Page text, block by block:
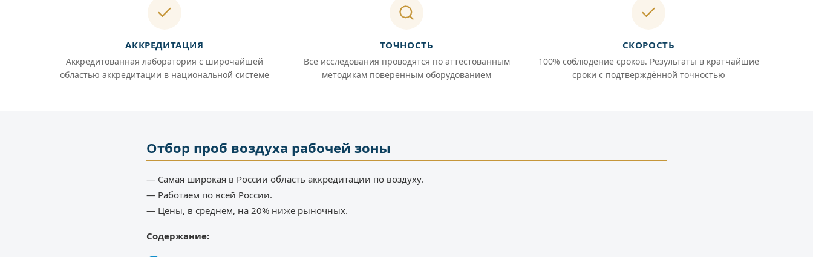
АККРЕДИТАЦИЯ
Аккредитованная лаборатория с широчайшей
областью аккредитации в национальной системе
ТОЧНОСТЬ
Все исследования проводятся по аттестованным
методикам поверенным оборудованием
СКОРОСТЬ
100% соблюдение сроков. Результаты в кратчайшие
сроки с подтверждённой точностью
Отбор проб воздуха рабочей зоны
— Самая широкая в России область аккредитации по воздуху.
— Работаем по всей России.
— Цены, в среднем, на 20% ниже рыночных.
Содержание: